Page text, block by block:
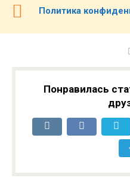
Политика
Понравилась